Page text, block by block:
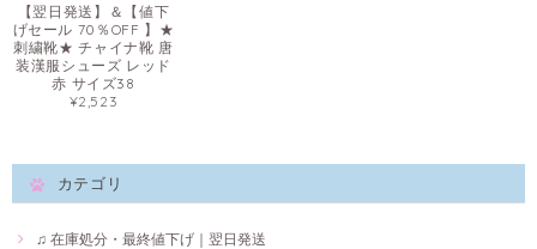
【翌日発送】＆【値下
げセール 70％OFF 】★
刺繍靴★ チャイナ靴 唐
装漢服シューズ レッド
赤 サイズ38
¥2,523
カテゴリ
♫ 在庫処分・最終値下げ｜翌日発送